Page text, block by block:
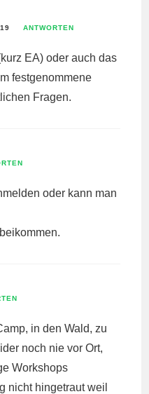
ANTWORTEN
EA) oder auch das
festgenommene
Fragen.
oder kann man
in den Wald, zu
noch nie vor Ort,
Workshops
nicht hingetraut weil